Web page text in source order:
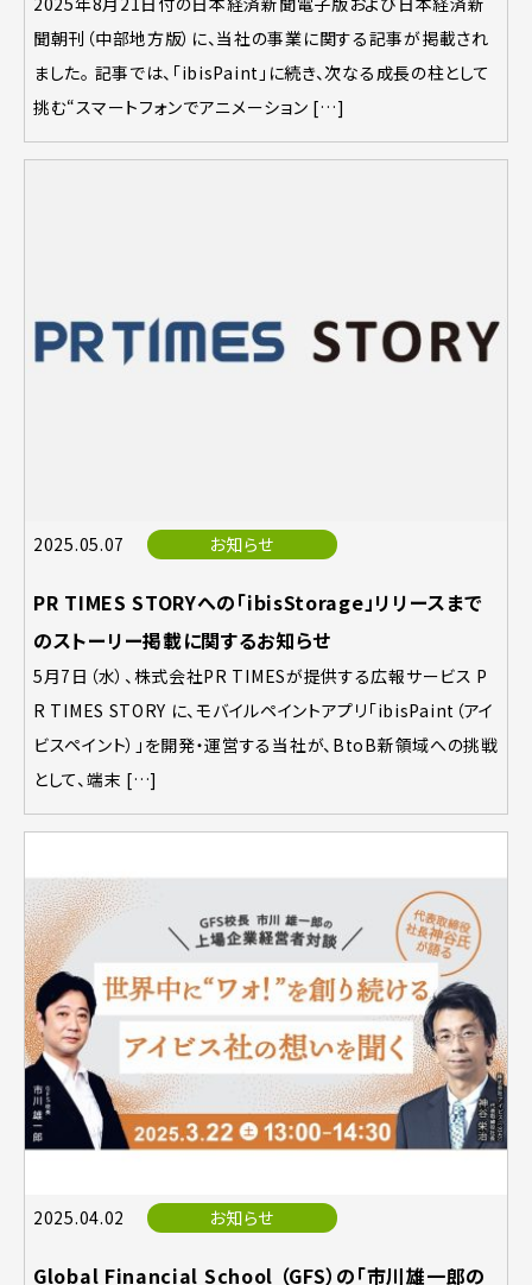
聞朝刊（中部地方版）に、当社の事業に関する記事が掲載され
ました。 記事では、「ibisPaint」に続き、次なる成長の柱として
挑む“スマートフォンでアニメーション […]
2025.05.07 お知らせ
PR TIMES STORYへの「ibisStorage」リリースまで
のストーリー掲載に関するお知らせ
5月7日（水）、株式会社PR TIMESが提供する広報サービス P
R TIMES STORY に、モバイルペイントアプリ「ibisPaint（アイ
ビスペイント）」を開発・運営する当社が、BtoB新領域への挑戦
として、端末 […]
2025.04.02 お知らせ
Global Financial School （GFS）の「市川雄一郎の